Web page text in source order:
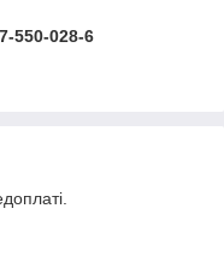
550-028-6